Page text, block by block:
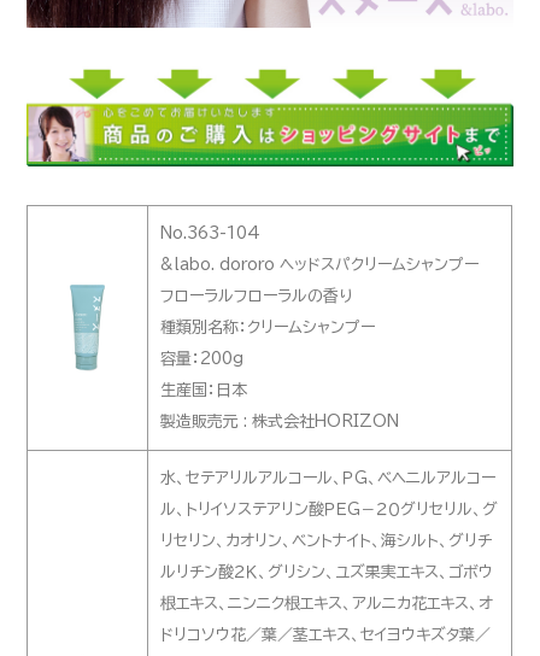
No.363-104
&labo. dororo ヘッドスパクリームシャンプー
フローラルフローラルの香り
種類別名称：クリームシャンプー
容量：200g
生産国：日本
製造販売元 : 株式会社HORIZON
水、セテアリルアルコール、ＰＧ、ベヘニルアルコー
ル、トリイソステアリン酸ＰＥＧ－２０グリセリル、グ
リセリン、カオリン、ベントナイト、海シルト、グリチ
ルリチン酸２Ｋ、グリシン、ユズ果実エキス、ゴボウ
根エキス、ニンニク根エキス、アルニカ花エキス、オ
ドリコソウ花／葉／茎エキス、セイヨウキズタ葉／